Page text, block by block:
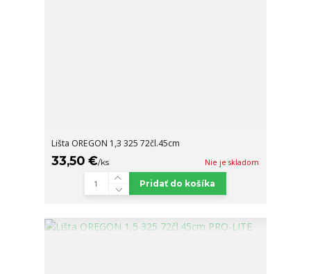
Lišta OREGON 1,3 325 72čl.45cm
33,50 €/ks Nie je skladom
Pridať do košíka